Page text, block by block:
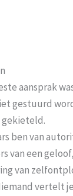
aansprak
gestuurd
ben van
van een
van
vertelt